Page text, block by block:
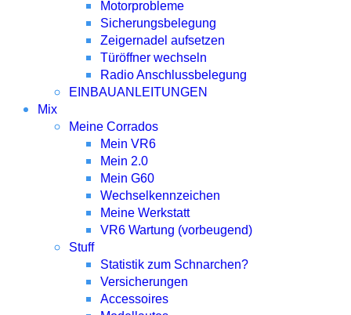
Motorprobleme
Sicherungsbelegung
Zeigernadel aufsetzen
Türöffner wechseln
Radio Anschlussbelegung
EINBAUANLEITUNGEN
Mix
Meine Corrados
Mein VR6
Mein 2.0
Mein G60
Wechselkennzeichen
Meine Werkstatt
VR6 Wartung (vorbeugend)
Stuff
Statistik zum Schnarchen?
Versicherungen
Accessoires